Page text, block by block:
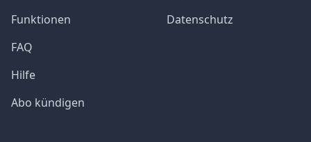
Funktionen
FAQ
Hilfe
Abo kündigen
Datenschutz